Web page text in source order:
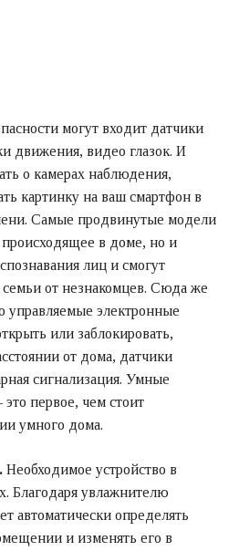
могут входит датчики
движения, видео глазок. И
о камерах наблюдения,
картинку на ваш смартфон в
Самые продвинутые модели
в доме, но и
лиц и смогут
от незнакомцев. Сюда же
управляемые электронные
или заблокировать,
от дома, датчики
сигнализация. Умные
первое, чем стоит
умного дома.
Необходимое устройство в
Благодаря увлажнителю
автоматически определять
и изменять его в